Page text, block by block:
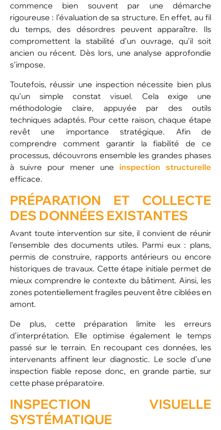
commence bien souvent par une démarche
rigoureuse : l’évaluation de sa structure. En effet, au fil
du temps, des désordres peuvent apparaître. Ils
compromettent la stabilité d’un ouvrage, qu’il soit
ancien ou récent. Dès lors, une analyse approfondie
s’impose.
Toutefois, réussir une inspection nécessite bien plus
qu’un simple constat visuel. Cela exige une
méthodologie claire, appuyée par des outils
techniques adaptés. Pour cette raison, chaque étape
revêt une importance stratégique. Afin de
comprendre comment garantir la fiabilité de ce
processus, découvrons ensemble les grandes phases
à suivre pour mener une inspection structurelle
efficace.
PRÉPARATION ET COLLECTE
DES DONNÉES EXISTANTES
Avant toute intervention sur site, il convient de réunir
l’ensemble des documents utiles. Parmi eux : plans,
permis de construire, rapports antérieurs ou encore
historiques de travaux. Cette étape initiale permet de
mieux comprendre le contexte du bâtiment. Ainsi, les
zones potentiellement fragiles peuvent être ciblées en
amont.
De plus, cette préparation limite les erreurs
d’interprétation. Elle optimise également le temps
passé sur le terrain. En recoupant ces données, les
intervenants affinent leur diagnostic. Le socle d’une
inspection fiable repose donc, en grande partie, sur
cette phase préparatoire.
INSPECTION VISUELLE
SYSTÉMATIQUE